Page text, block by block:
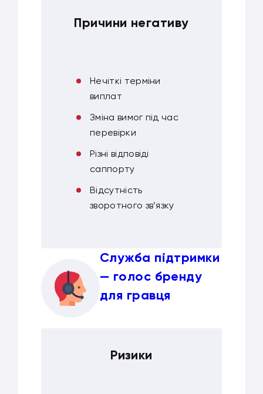
Причини негативу
Нечіткі терміни
виплат
Зміна вимог під час
перевірки
Різні відповіді
саппорту
Відсутність
зворотного зв’язку
Служба підтримки
— голос бренду
для гравця
Ризики